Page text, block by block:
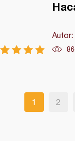
Autor:
1 2